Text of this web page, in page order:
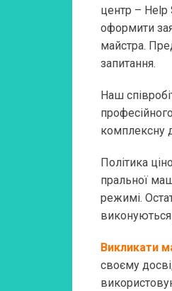
центр – Help
оформити
майстра.
запитання.
Наш
комплексну
Політика
пральної
режимі.
виконуються
Викликати
своєму